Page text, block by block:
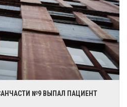
№9 ВЫПАЛ ПАЦИЕНТ